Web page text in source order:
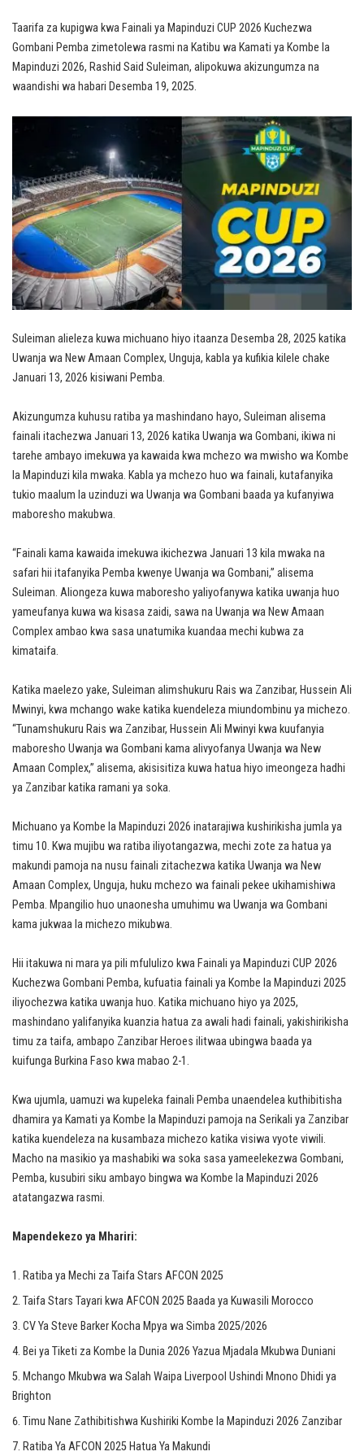
Taarifa za kupigwa kwa Fainali ya Mapinduzi CUP 2026 Kuchezwa
Gombani Pemba zimetolewa rasmi na Katibu wa Kamati ya Kombe la
Mapinduzi 2026, Rashid Said Suleiman, alipokuwa akizungumza na
waandishi wa habari Desemba 19, 2025.
Suleiman alieleza kuwa michuano hiyo itaanza Desemba 28, 2025 katika
Uwanja wa New Amaan Complex, Unguja, kabla ya kufikia kilele chake
Januari 13, 2026 kisiwani Pemba.
Akizungumza kuhusu ratiba ya mashindano hayo, Suleiman alisema
fainali itachezwa Januari 13, 2026 katika Uwanja wa Gombani, ikiwa ni
tarehe ambayo imekuwa ya kawaida kwa mchezo wa mwisho wa Kombe
la Mapinduzi kila mwaka. Kabla ya mchezo huo wa fainali, kutafanyika
tukio maalum la uzinduzi wa Uwanja wa Gombani baada ya kufanyiwa
maboresho makubwa.
“Fainali kama kawaida imekuwa ikichezwa Januari 13 kila mwaka na
safari hii itafanyika Pemba kwenye Uwanja wa Gombani,” alisema
Suleiman. Aliongeza kuwa maboresho yaliyofanywa katika uwanja huo
yameufanya kuwa wa kisasa zaidi, sawa na Uwanja wa New Amaan
Complex ambao kwa sasa unatumika kuandaa mechi kubwa za
kimataifa.
Katika maelezo yake, Suleiman alimshukuru Rais wa Zanzibar, Hussein Ali
Mwinyi, kwa mchango wake katika kuendeleza miundombinu ya michezo.
“Tunamshukuru Rais wa Zanzibar, Hussein Ali Mwinyi kwa kuufanyia
maboresho Uwanja wa Gombani kama alivyofanya Uwanja wa New
Amaan Complex,” alisema, akisisitiza kuwa hatua hiyo imeongeza hadhi
ya Zanzibar katika ramani ya soka.
Michuano ya Kombe la Mapinduzi 2026 inatarajiwa kushirikisha jumla ya
timu 10. Kwa mujibu wa ratiba iliyotangazwa, mechi zote za hatua ya
makundi pamoja na nusu fainali zitachezwa katika Uwanja wa New
Amaan Complex, Unguja, huku mchezo wa fainali pekee ukihamishiwa
Pemba. Mpangilio huo unaonesha umuhimu wa Uwanja wa Gombani
kama jukwaa la michezo mikubwa.
Hii itakuwa ni mara ya pili mfululizo kwa Fainali ya Mapinduzi CUP 2026
Kuchezwa Gombani Pemba, kufuatia fainali ya Kombe la Mapinduzi 2025
iliyochezwa katika uwanja huo. Katika michuano hiyo ya 2025,
mashindano yalifanyika kuanzia hatua za awali hadi fainali, yakishirikisha
timu za taifa, ambapo Zanzibar Heroes ilitwaa ubingwa baada ya
kuifunga Burkina Faso kwa mabao 2-1.
Kwa ujumla, uamuzi wa kupeleka fainali Pemba unaendelea kuthibitisha
dhamira ya Kamati ya Kombe la Mapinduzi pamoja na Serikali ya Zanzibar
katika kuendeleza na kusambaza michezo katika visiwa vyote viwili.
Macho na masikio ya mashabiki wa soka sasa yameelekezwa Gombani,
Pemba, kusubiri siku ambayo bingwa wa Kombe la Mapinduzi 2026
atatangazwa rasmi.
Mapendekezo ya Mhariri:
Ratiba ya Mechi za Taifa Stars AFCON 2025
Taifa Stars Tayari kwa AFCON 2025 Baada ya Kuwasili Morocco
CV Ya Steve Barker Kocha Mpya wa Simba 2025/2026
Bei ya Tiketi za Kombe la Dunia 2026 Yazua Mjadala Mkubwa Duniani
Mchango Mkubwa wa Salah Waipa Liverpool Ushindi Mnono Dhidi ya
Brighton
Timu Nane Zathibitishwa Kushiriki Kombe la Mapinduzi 2026 Zanzibar
Ratiba Ya AFCON 2025 Hatua Ya Makundi